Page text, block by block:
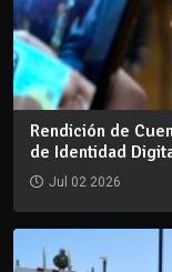
Rendición de
de Identidad
Jul 02 2026